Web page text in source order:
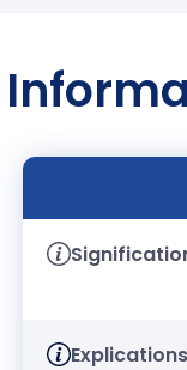
Explications